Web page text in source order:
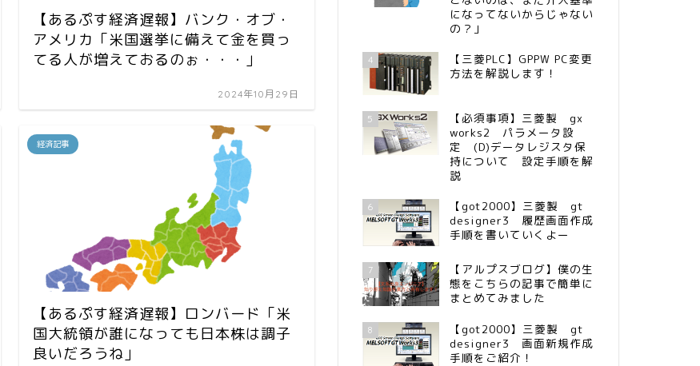
【あるぷす経済遅報】バンク・オブ・
アメリカ「米国選挙に備えて金を買っ
てる人が増えておるのぉ・・・」
2024年10月29日
経済記事
【あるぷす経済遅報】ロンバード「米
国大統領が誰になっても日本株は調子
良いだろうね」
になってないからじゃない
の？」
4
【三菱PLC】GPPW PC変更
方法を解説します！
5
【必須事項】三菱製 gx
works2 パラメータ設
定 (D)データレジスタ保
持について 設定手順を解
説
6
【got2000】三菱製 gt
designer3 履歴画面作成
手順を書いていくよー
7
【アルプスブログ】僕の生
態をこちらの記事で簡単に
まとめてみました
8
【got2000】三菱製 gt
designer3 画面新規作成
手順をご紹介！